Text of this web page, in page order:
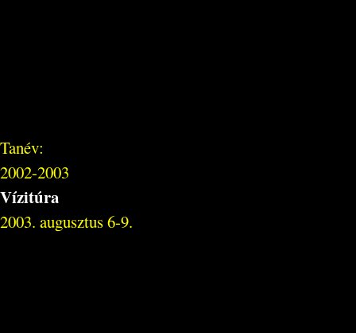
Tanév:
2002-2003
Vízitúra
2003. augusztus 6-9.